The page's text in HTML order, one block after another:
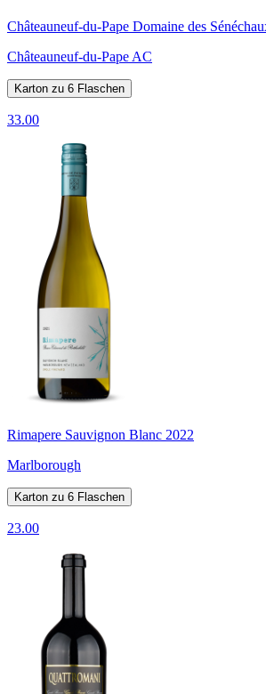
Châteauneuf-du-Pape Domaine des
Châteauneuf-du-Pape AC
Karton zu 6 Flaschen
33.00
Rimapere Sauvignon Blanc 2022
Marlborough
Karton zu 6 Flaschen
23.00